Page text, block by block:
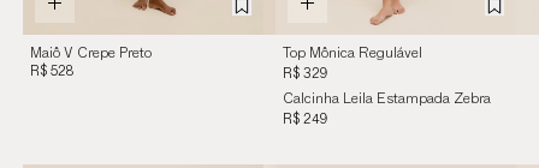
Maiô V Crepe Preto
R$ 528
Top Mônica Regulável
Estampado Zebra
Diagonal
R$ 329
Calcinha Leila Estampada Zebra
Diagonal
R$ 249